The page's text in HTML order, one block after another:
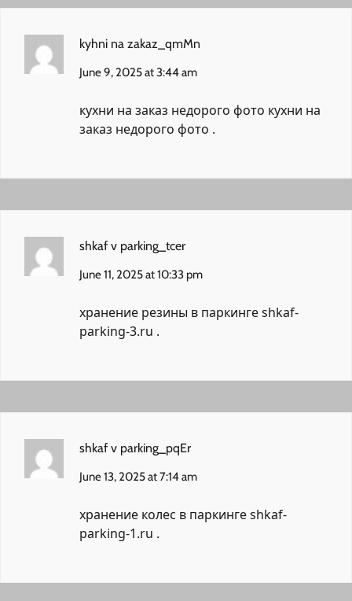
kyhni na zakaz_qmMn
June 9, 2025 at 3:44 am
кухни на заказ недорого фото кухни на
заказ недорого фото .
shkaf v parking_tcer
June 11, 2025 at 10:33 pm
хранение резины в паркингеshkaf-
parking-3.ru .
shkaf v parking_pqEr
June 13, 2025 at 7:14 am
хранение колес в паркингеshkaf-
parking-1.ru .